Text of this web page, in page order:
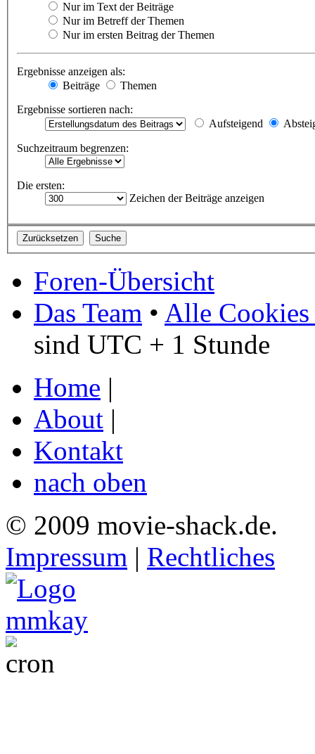
Nur im Text der Beiträge
Nur im Betreff der Themen
Nur im ersten Beitrag der Themen
Ergebnisse anzeigen als:
Beiträge
Themen
Ergebnisse sortieren nach:
Aufsteigend
Suchzeitraum begrenzen:
Die ersten:
Zeichen der Beiträge anzeigen
Foren-Übersicht
Das Team • Alle Cookies
sind UTC + 1 Stunde
Home |
About |
Kontakt
nach oben
© 2009 movie-shack.de.
Impressum | Rechtliches